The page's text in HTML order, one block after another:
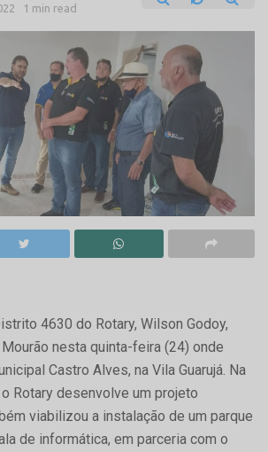
1 min read
4630 do Rotary, Wilson Godoy,
nesta quinta-feira (24) onde
Castro Alves, na Vila Guarujá. Na
Rotary desenvolve um projeto
viabilizou a instalação de um parque
de informática, em parceria com o